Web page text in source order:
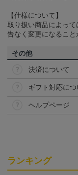
【仕様について】
取り扱い商品によっ
告なく変更になること
その他
決済について
ギフト対応につ
ヘルプページ
ランキング